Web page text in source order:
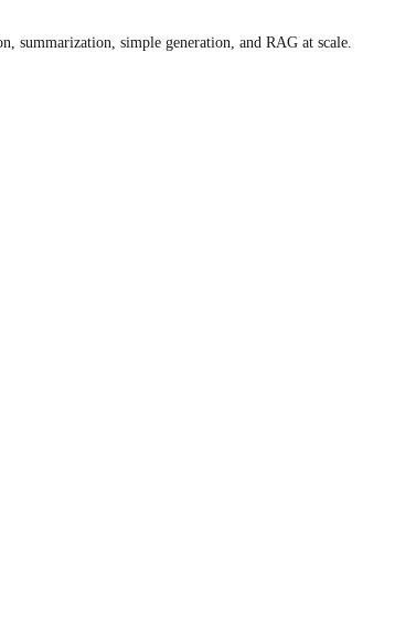
summarization, simple generation, and RAG at scale.